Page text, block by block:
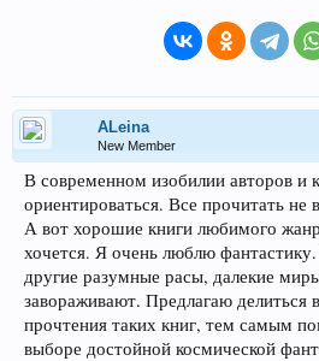
ALeina
New Member
В современном изобилии авторов и
ориентироваться. Все прочитать
А вот хорошие книги любимого
хочется. Я очень люблю
другие разумные расы, далекие
завораживают. Предлагаю делиться
прочтения таких книг, тем самым
выборе достойной космической